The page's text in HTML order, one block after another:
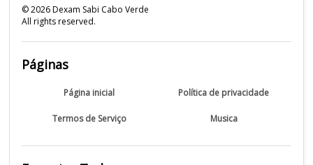
©2026Dexam Sabi Cabo Verde
All rights reserved.
Páginas
Página inicial Política de privacidade
Termos de Serviço Musica